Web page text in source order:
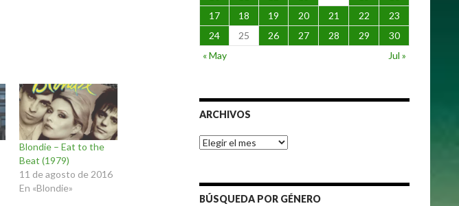
Blondie – Eat to the
Beat (1979)
11 de agosto de 2016
En «Blondie»
17
18 19 20 21 22
23
24
25 26 27 28 29
30
« May
Jul »
ARCHIVOS
Archivos
BÚSQUEDA POR GÉNERO